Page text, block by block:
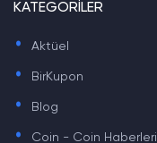
KATEGORİLER
. Aktüel
. BirKupon
. Blog
. Coin - Coin Haberleri